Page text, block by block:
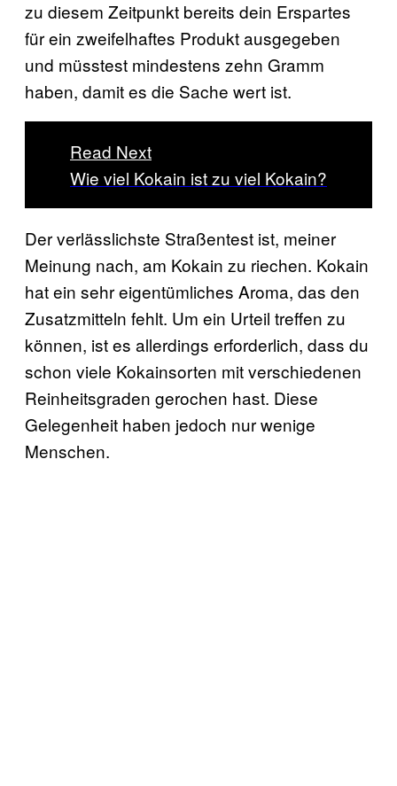
zu diesem Zeitpunkt bereits dein Erspartes
für ein zweifelhaftes Produkt ausgegeben
und müsstest mindestens zehn Gramm
haben, damit es die Sache wert ist.
Read Next
Wie viel Kokain ist zu viel Kokain?
Der verlässlichste Straßentest ist, meiner
Meinung nach, am Kokain zu riechen. Kokain
hat ein sehr eigentümliches Aroma, das den
Zusatzmitteln fehlt. Um ein Urteil treffen zu
können, ist es allerdings erforderlich, dass du
schon viele Kokainsorten mit verschiedenen
Reinheitsgraden gerochen hast. Diese
Gelegenheit haben jedoch nur wenige
Menschen.